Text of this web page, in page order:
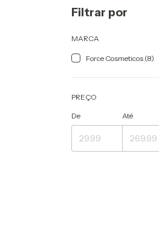
Filtrar por
MARCA
Force Cosmeticos (8)
PREÇO
De Até